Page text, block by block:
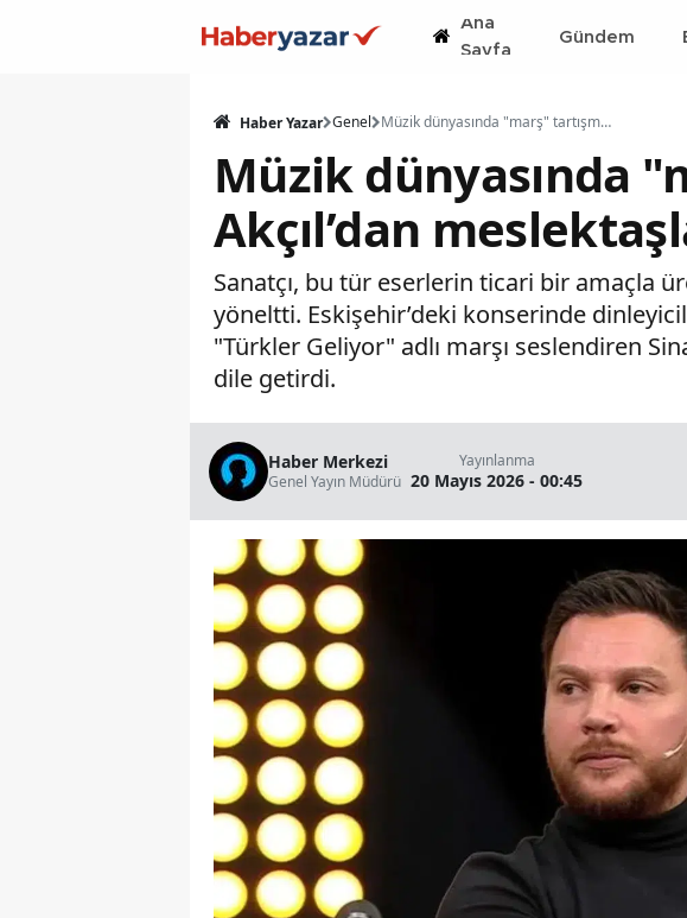
Ana
Sayfa
Gündem
Haber Yazar Genel Müzik dünyasında "marş" tartışması: Sinan Akçıl’dan meslektaşlarına sert tepki
Müzik dünyasında
Akçıl’dan
Sanatçı, bu tür eserlerin ticari bir amaçla
yöneltti. Eskişehir’deki konserinde
"Türkler Geliyor" adlı marşı seslendiren
dile getirdi.
Haber Merkezi
Genel Yayın Müdürü
Yayınlanma
20 Mayıs 2026 - 00:45